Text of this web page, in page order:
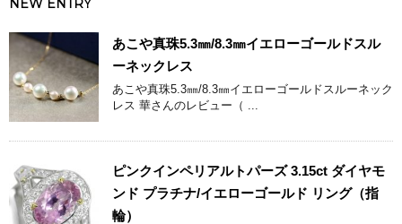
NEW ENTRY
あこや真珠5.3㎜/8.3㎜イエローゴールドスル
ーネックレス
あこや真珠5.3㎜/8.3㎜イエローゴールドスルーネック
レス 華さんのレビュー（ ...
ピンクインペリアルトパーズ 3.15ct ダイヤモ
ンド プラチナ/イエローゴールド リング（指
輪）